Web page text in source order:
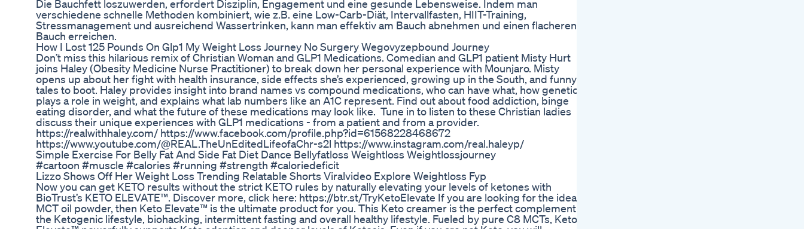
Die Bauchfett loszuwerden, erfordert Disziplin, Engagement und eine gesunde Lebensweise. Indem man
verschiedene schnelle Methoden kombiniert, wie z.B. eine Low-Carb-Diät, Intervallfasten, HIIT-Training,
Stressmanagement und ausreichend Wassertrinken, kann man effektiv am Bauch abnehmen und einen flacheren
Bauch erreichen.
How I Lost 125 Pounds On Glp1 My Weight Loss Journey No Surgery Wegovyzepbound Journey
Don’t miss this hilarious remix of Christian Woman and GLP1 Medications. Comedian and GLP1 patient Misty Hurt
joins Haley (Obesity Medicine Nurse Practitioner) to break down her personal experience with Mounjaro. Misty
opens up about her fight with health insurance, side effects she’s experienced, growing up in the South, and funny
tales to boot. Haley provides insight into brand names vs compound medications, who can have what, how genetics
plays a role in weight, and explains what lab numbers like an A1C represent. Find out about food addiction, binge
eating disorder, and what the future of these medications may look like. Tune in to listen to these Christian ladies
discuss their unique experiences with GLP1 medications - from a patient and from a provider.
https://realwithhaley.com/ https://www.facebook.com/profile.php?id=61568228468672
https://www.youtube.com/@REAL.TheUnEditedLifeofaChr-s2l https://www.instagram.com/real.haleyp/
Simple Exercise For Belly Fat And Side Fat Diet Dance Bellyfatloss Weightloss Weightlossjourney
#cartoon #muscle #calories #running #strength #caloriedeficit
Lizzo Shows Off Her Weight Loss Trending Relatable Shorts Viralvideo Explore Weightloss Fyp
Now you can get KETO results without the strict KETO rules by naturally elevating your levels of ketones with
BioTrust’s KETO ELEVATE™. Discover more, click here: https://btr.st/TryKetoElevate If you are looking for the ideal
MCT oil powder, then Keto Elevate™ is the ultimate product for you. This Keto creamer is the perfect complement to
the Ketogenic lifestyle, biohacking, intermittent fasting and overall healthy lifestyle. Fueled by pure C8 MCTs, Keto